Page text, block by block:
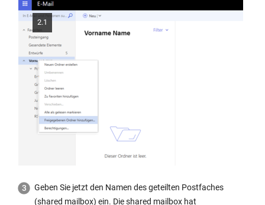
2.1
Geben Sie jetzt den Namen des geteilten Postfaches
(shared mailbox) ein. Die shared mailbox hat